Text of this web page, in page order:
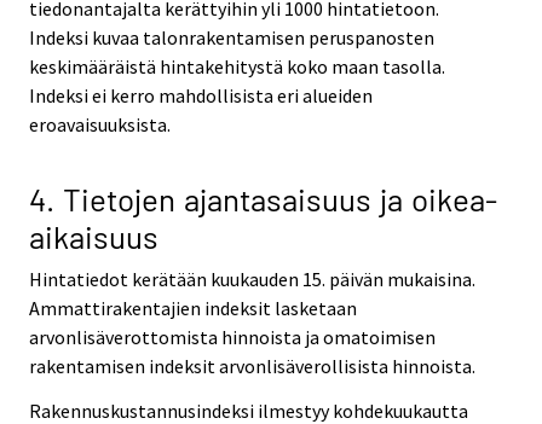
tiedonantajalta kerättyihin yli 1000 hintatietoon.
Indeksi kuvaa talonrakentamisen peruspanosten
keskimääräistä hintakehitystä koko maan tasolla.
Indeksi ei kerro mahdollisista eri alueiden
eroavaisuuksista.
4. Tietojen ajantasaisuus ja oikea-
aikaisuus
Hintatiedot kerätään kuukauden 15. päivän mukaisina.
Ammattirakentajien indeksit lasketaan
arvonlisäverottomista hinnoista ja omatoimisen
rakentamisen indeksit arvonlisäverollisista hinnoista.
Rakennuskustannusindeksi ilmestyy kohdekuukautta